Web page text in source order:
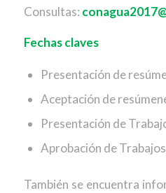
Consultas:
Fechas claves
Presentación de
Aceptación de
Presentación de
Aprobación de
También se encuentra